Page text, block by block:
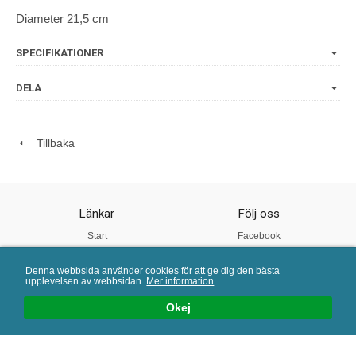
Okej
Denna webbsida använder cookies för att ge dig den bästa
upplevelsen av webbsidan. Mer information
Diameter 21,5 cm
SPECIFIKATIONER
DELA
Tillbaka
Länkar
Start
Vår Kvalitet
Följ oss
Facebook
Twitter